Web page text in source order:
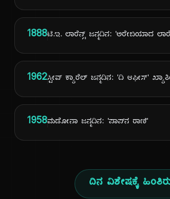
1888ಟಿ.ಇ. ಲಾರೆನ್ಸ್ ಜನ್ಮದಿನ: 'ಅರೇಬಿಯಾದ
1962ಸ್ಟೀವ್ ಕ್ಯಾರೆಲ್ ಜನ್ಮದಿನ: 'ದಿ ಆಫೀಸ್'
1958ಮಡೋನಾ ಜನ್ಮದಿನ: 'ಪಾಪ್‌ನ ರಾಣಿ'
ದಿನ ವಿಶೇಷಕ್ಕೆ